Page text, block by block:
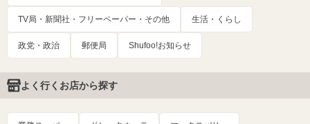
TV局・新聞社・フリーペーパー・その他 生活・くらし
政党・政治 郵便局 Shufoo!お知らせ
よく行くお店から探す